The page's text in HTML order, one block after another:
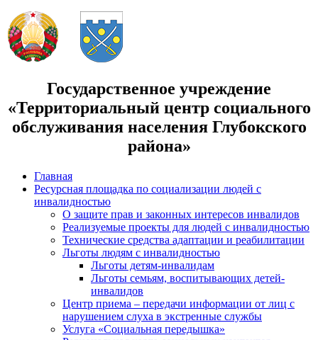
Государственное учреждение
«Территориальный центр социального
обслуживания населения Глубокского
района»
Главная
Ресурсная площадка по социализации людей с
инвалидностью
О защите прав и законных интересов инвалидов
Реализуемые проекты для людей с инвалидностью
Технические средства адаптации и реабилитации
Льготы людям с инвалидностью
Льготы детям-инвалидам
Льготы семьям, воспитывающих детей-
инвалидов
Центр приема – передачи информации от лиц с
нарушением слуха в экстренные службы
Услуга «Социальная передышка»